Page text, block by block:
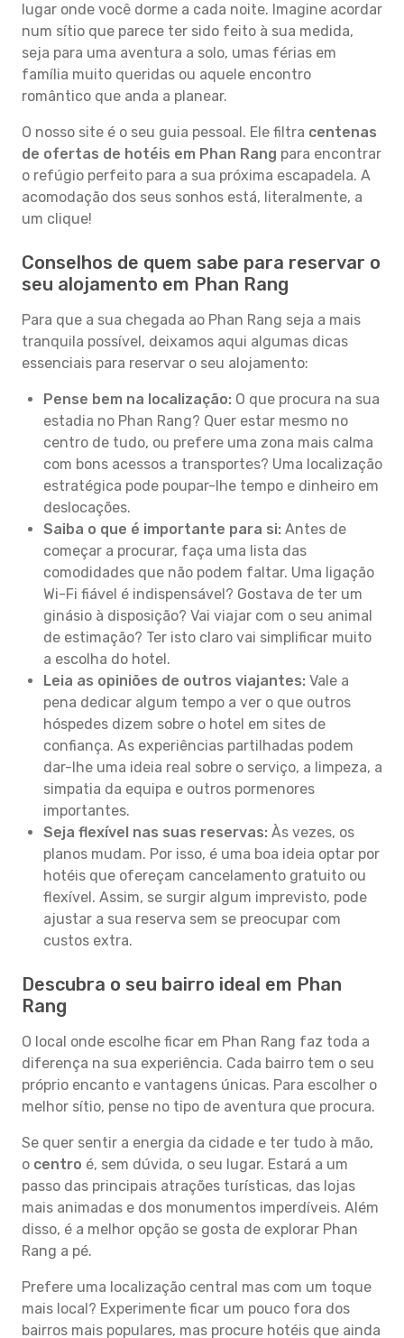
lugar onde você dorme a cada noite. Imagine acordar
num sítio que parece ter sido feito à sua medida,
seja para uma aventura a solo, umas férias em
família muito queridas ou aquele encontro
romântico que anda a planear.
O nosso site é o seu guia pessoal. Ele filtra centenas
de ofertas de hotéis em Phan Rang para encontrar
o refúgio perfeito para a sua próxima escapadela. A
acomodação dos seus sonhos está, literalmente, a
um clique!
Conselhos de quem sabe para reservar o
seu alojamento em Phan Rang
Para que a sua chegada ao Phan Rang seja a mais
tranquila possível, deixamos aqui algumas dicas
essenciais para reservar o seu alojamento:
Pense bem na localização: O que procura na sua
estadia no Phan Rang? Quer estar mesmo no
centro de tudo, ou prefere uma zona mais calma
com bons acessos a transportes? Uma localização
estratégica pode poupar-lhe tempo e dinheiro em
deslocações.
Saiba o que é importante para si: Antes de
começar a procurar, faça uma lista das
comodidades que não podem faltar. Uma ligação
Wi-Fi fiável é indispensável? Gostava de ter um
ginásio à disposição? Vai viajar com o seu animal
de estimação? Ter isto claro vai simplificar muito
a escolha do hotel.
Leia as opiniões de outros viajantes: Vale a
pena dedicar algum tempo a ver o que outros
hóspedes dizem sobre o hotel em sites de
confiança. As experiências partilhadas podem
dar-lhe uma ideia real sobre o serviço, a limpeza, a
simpatia da equipa e outros pormenores
importantes.
Seja flexível nas suas reservas: Às vezes, os
planos mudam. Por isso, é uma boa ideia optar por
hotéis que ofereçam cancelamento gratuito ou
flexível. Assim, se surgir algum imprevisto, pode
ajustar a sua reserva sem se preocupar com
custos extra.
Descubra o seu bairro ideal em Phan
Rang
O local onde escolhe ficar em Phan Rang faz toda a
diferença na sua experiência. Cada bairro tem o seu
próprio encanto e vantagens únicas. Para escolher o
melhor sítio, pense no tipo de aventura que procura.
Se quer sentir a energia da cidade e ter tudo à mão,
o centro é, sem dúvida, o seu lugar. Estará a um
passo das principais atrações turísticas, das lojas
mais animadas e dos monumentos imperdíveis. Além
disso, é a melhor opção se gosta de explorar Phan
Rang a pé.
Prefere uma localização central mas com um toque
mais local? Experimente ficar um pouco fora dos
bairros mais populares, mas procure hotéis que ainda